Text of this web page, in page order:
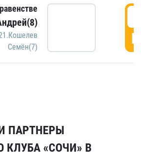
Семён(7)
ПАРТНЕРЫ
КЛУБА «СОЧИ» В